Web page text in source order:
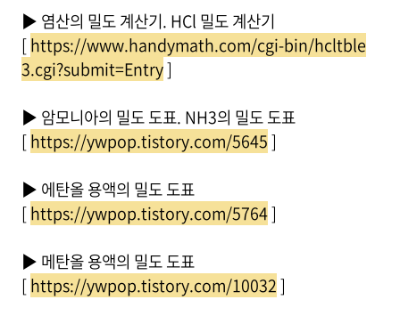
▶ 염산의 밀도 계산기. HCl 밀도 계산기
[https://www.handymath.com/cgi-bin/hcltble
3.cgi?submit=Entry]
▶ 암모니아의 밀도 도표. NH3의 밀도 도표
[https://ywpop.tistory.com/5645]
▶ 에탄올 용액의 밀도 도표
[https://ywpop.tistory.com/5764]
▶ 메탄올 용액의 밀도 도표
[https://ywpop.tistory.com/10032]